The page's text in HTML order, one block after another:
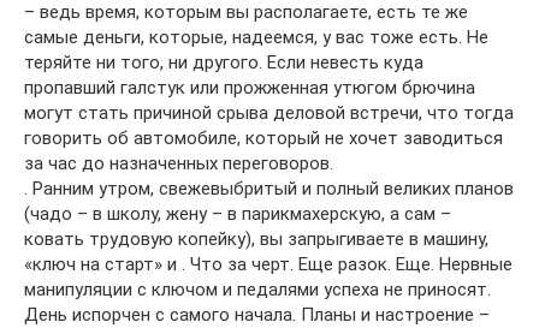
– ведь время, которым вы располагаете, есть те же
самые деньги, которые, надеемся, у вас тоже есть. Не
теряйте ни того, ни другого. Если невесть куда
пропавший галстук или прожженная утюгом брючина
могут стать причиной срыва деловой встречи, что тогда
говорить об автомобиле, который не хочет заводиться
за час до назначенных переговоров.
. Ранним утром, свежевыбритый и полный великих планов
(чадо – в школу, жену – в парикмахерскую, а сам –
ковать трудовую копейку), вы запрыгиваете в машину,
«ключ на старт» и . Что за черт. Еще разок. Еще. Нервные
манипуляции с ключом и педалями успеха не приносят.
День испорчен с самого начала. Планы и настроение –